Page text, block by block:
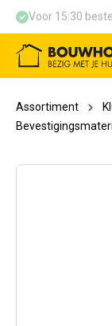
Voor 15:30
Assortiment